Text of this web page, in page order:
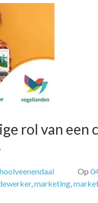
rol van
Op
,marketing,